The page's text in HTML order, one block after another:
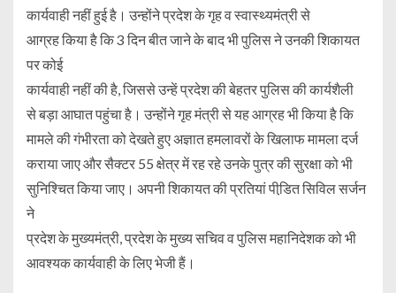
कार्यवाही नहीं हुई है। उन्होंने प्रदेश के गृह व स्वास्थ्यमंत्री से
आग्रह किया है कि 3 दिन बीत जाने के बाद भी पुलिस ने उनकी शिकायत
पर कोई
कार्यवाही नहीं की है, जिससे उन्हें प्रदेश की बेहतर पुलिस की कार्यशैली
से बड़ा आघात पहुंचा है। उन्होंने गृह मंत्री से यह आग्रह भी किया है कि
मामले की गंभीरता को देखते हुए अज्ञात हमलावरों के खिलाफ मामला दर्ज
कराया जाए और सैक्टर 55 क्षेत्र में रह रहे उनके पुत्र की सुरक्षा को भी
सुनिश्चित किया जाए। अपनी शिकायत की प्रतियां पीडि़त सिविल सर्जन
ने
प्रदेश के मुख्यमंत्री, प्रदेश के मुख्य सचिव व पुलिस महानिदेशक को भी
आवश्यक कार्यवाही के लिए भेजी हैं।